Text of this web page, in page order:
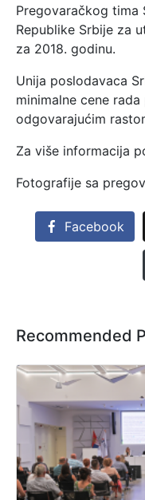
Pregovaračkog tima
Republike Srbije za
za 2018. godinu.
Unija poslodavaca
minimalne cene
odgovarajućim
Za više informacija
Fotografije sa
Facebook
Recommended